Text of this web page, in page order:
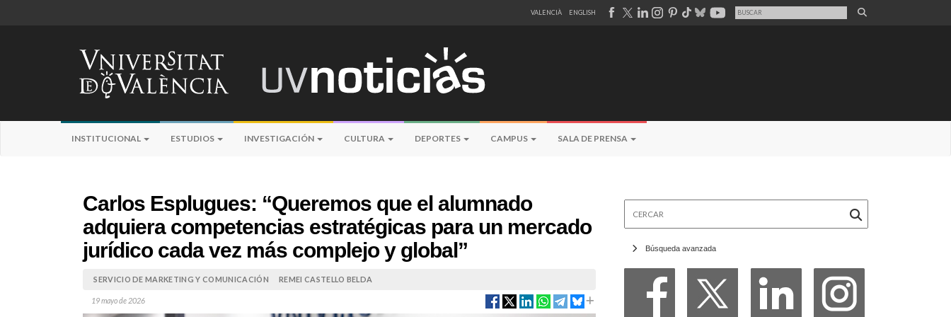
VALENCIÀ ENGLISH
INSTITUCIONAL ESTUDIOS INVESTIGACIÓN CULTURA DEPORTES CAMPUS SALA DE PRENSA
Carlos Esplugues: “Queremos que el alumnado
adquiera competencias estratégicas para un mercado
jurídico cada vez más complejo y global”
SERVICIO DE MARKETING Y COMUNICACIÓN REMEI CASTELLO BELDA
19 mayo de 2026
Búsqueda avanzada